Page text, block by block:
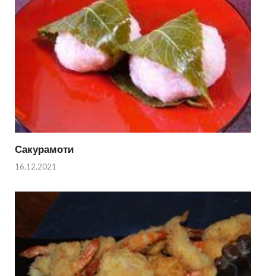
Сакурамоти
16.12.2021